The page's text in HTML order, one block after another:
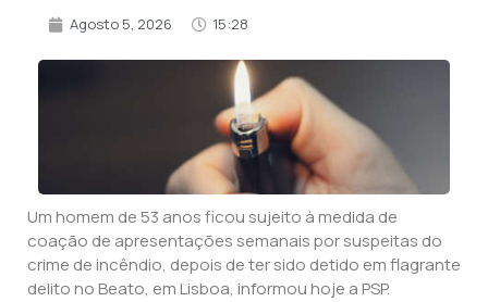
Agosto 5, 2026 15:28
Um homem de 53 anos ficou sujeito à medida de
coação de apresentações semanais por suspeitas do
crime de incêndio, depois de ter sido detido em flagrante
delito no Beato, em Lisboa, informou hoje a PSP.